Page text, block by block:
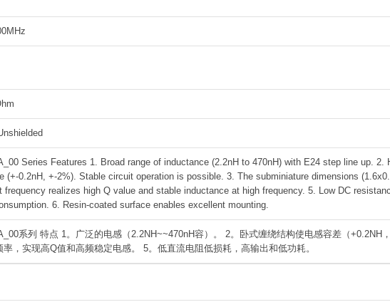
Series Features 1. Broad range of inductance (2.2nH to 470nH) with E24 step line up.
(+-0.2nH, +-2%). Stable circuit operation is possible. 3. The subminiature dimensions
frequency realizes high Q value and stable inductance at high frequency. 5. Low DC
6. Resin-coated surface enables excellent mounting.
系列 特点 1。广泛的电感（2.2NH~~470nH容）。 2。卧式缠绕结构使电感容差（
率，实现高Q值和高频稳定电感。 5。低直流电阻低损耗，高输出和低功耗。